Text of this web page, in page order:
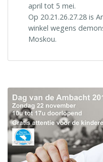
april tot 5 mei.
Op 20.21.26.27.28 is
winkel wegens
Moskou.